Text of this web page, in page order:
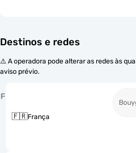
Destinos e redes
⚠️ A operadora pode alterar as redes às
aviso prévio.
F
🇫🇷França